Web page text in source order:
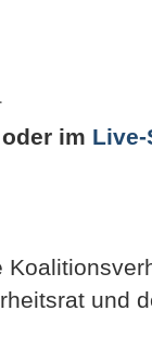
oder im Live-
und